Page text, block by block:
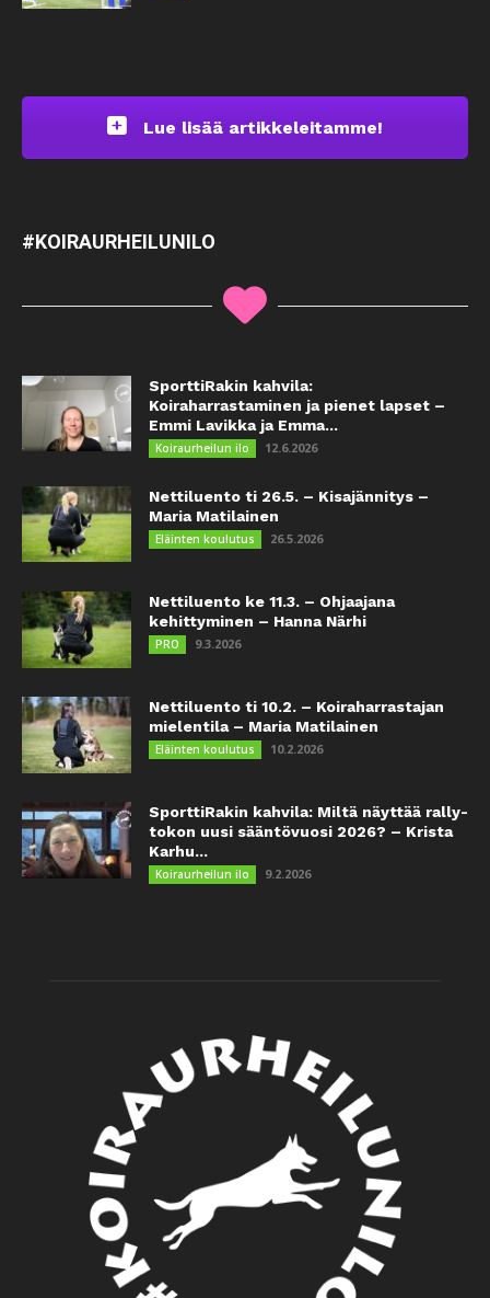
Lue lisää artikkeleitamme!
#KOIRAURHEILUNILO
SporttiRakin kahvila:
Koiraharrastaminen ja pienet lapset –
Emmi Lavikka ja Emma...
Koiraurheilun ilo 12.6.2026
Nettiluento ti 26.5. – Kisajännitys –
Maria Matilainen
Eläinten koulutus 26.5.2026
Nettiluento ke 11.3. – Ohjaajana
kehittyminen – Hanna Närhi
PRO 9.3.2026
Nettiluento ti 10.2. – Koiraharrastajan
mielentila – Maria Matilainen
Eläinten koulutus 10.2.2026
SporttiRakin kahvila: Miltä näyttää rally-
tokon uusi sääntövuosi 2026? – Krista
Karhu...
Koiraurheilun ilo 9.2.2026